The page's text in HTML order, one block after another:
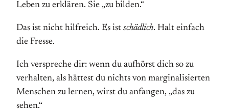
Leben zu erklären. Sie „zu bilden.“
Das ist nicht hilfreich. Es ist schädlich. Halt einfach
die Fresse.
Ich verspreche dir: wenn du aufhörst dich so zu
verhalten, als hättest du nichts von marginalisierten
Menschen zu lernen, wirst du anfangen, „das zu
sehen.“